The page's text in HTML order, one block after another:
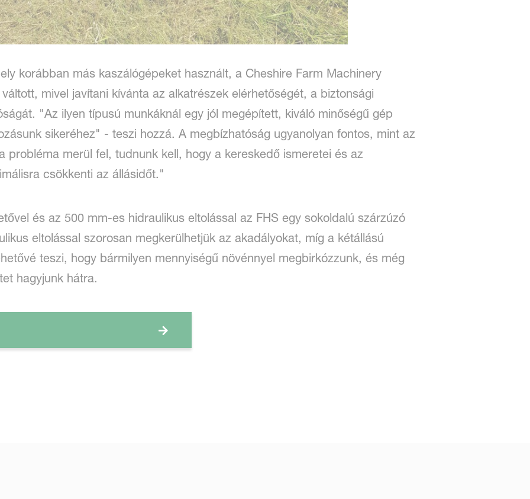
korábban más kaszálógépeket használt, a Cheshire Farm Machinery
mivel javítani kívánta az alkatrészek elérhetőségét, a biztonsági
"Az ilyen típusú munkáknál egy jól megépített, kiváló minőségű gép
sikeréhez" - teszi hozzá. A megbízhatóság ugyanolyan fontos, mint az
probléma merül fel, tudnunk kell, hogy a kereskedő ismeretei és az
csökkenti az állásidőt."
és az 500 mm-es hidraulikus eltolással az FHS egy sokoldalú szárzúzó
eltolással szorosan megkerülhetjük az akadályokat, míg a kétállású
teszi, hogy bármilyen mennyiségű növénnyel megbirkózzunk, és még
hagyjunk hátra.